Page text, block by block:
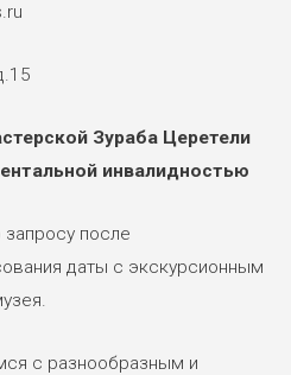
Зураба Церетели
инвалидностью
после
даты с экскурсионным
с разнообразным и